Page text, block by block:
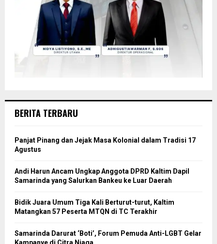
BERITA TERBARU
Panjat Pinang dan Jejak Masa Kolonial dalam Tradisi 17
Agustus
Andi Harun Ancam Ungkap Anggota DPRD Kaltim Dapil
Samarinda yang Salurkan Bankeu ke Luar Daerah
Bidik Juara Umum Tiga Kali Berturut-turut, Kaltim
Matangkan 57 Peserta MTQN di TC Terakhir
Samarinda Darurat ‘Boti’, Forum Pemuda Anti-LGBT Gelar